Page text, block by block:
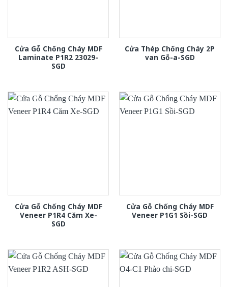
Cửa Gỗ Chống Cháy MDF
Laminate P1R2 23029-
SGD
Cửa Thép Chống Cháy 2P
van Gỗ-a-SGD
Cửa Gỗ Chống Cháy MDF
Veneer P1R4 Căm Xe-
SGD
Cửa Gỗ Chống Cháy MDF
Veneer P1G1 Sồi-SGD